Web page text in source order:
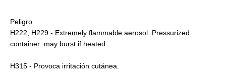
Peligro
H222, H229 - Extremely flammable aerosol. Pressurized
container: may burst if heated.
H315 - Provoca irritación cutánea.